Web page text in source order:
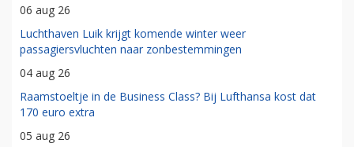
06 aug 26
Luchthaven Luik krijgt komende winter weer
passagiersvluchten naar zonbestemmingen
04 aug 26
Raamstoeltje in de Business Class? Bij Lufthansa kost dat
170 euro extra
05 aug 26